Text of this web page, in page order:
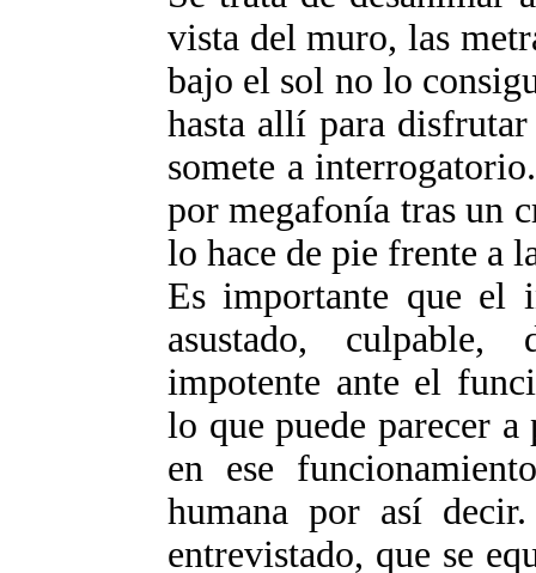
vista del muro, las
bajo el sol no lo
hasta allí para
somete a
por megafonía tras un
lo hace de pie frente a
Es importante que el
asustado,
impotente ante el
lo que puede parecer
en ese
humana por así
entrevistado, que se